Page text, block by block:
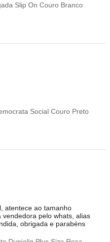
Slip On Couro Branco
Social Couro Preto
atentece ao tamanho
vendedora pelo whats, alias
obrigada e parabéns